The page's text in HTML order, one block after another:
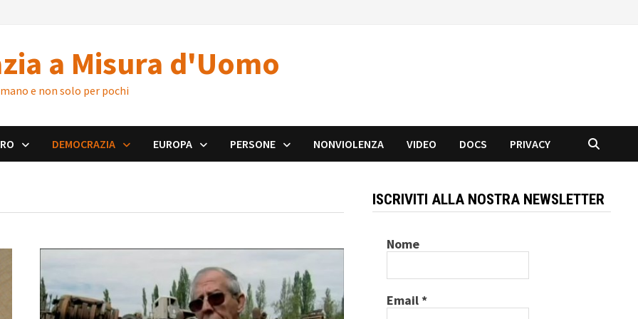
a Misura d'Uomo
e non solo per pochi
DEMOCRAZIA EUROPA PERSONE NONVIOLENZA VIDEO DOCS PRIVACY
ISCRIVITI ALLA NOSTRA NEWSLETTER
Nome
Email*